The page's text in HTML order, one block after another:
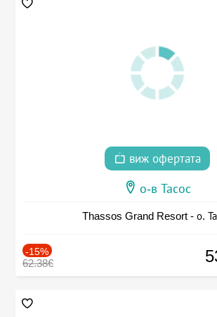
виж офертата
о-в Тасос
Thassos Grand Resort - о.
-15%
62.38€